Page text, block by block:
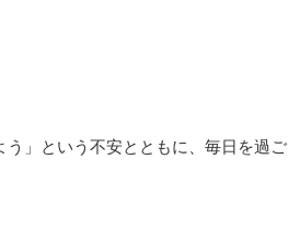
」という不安とともに、毎日を過ご